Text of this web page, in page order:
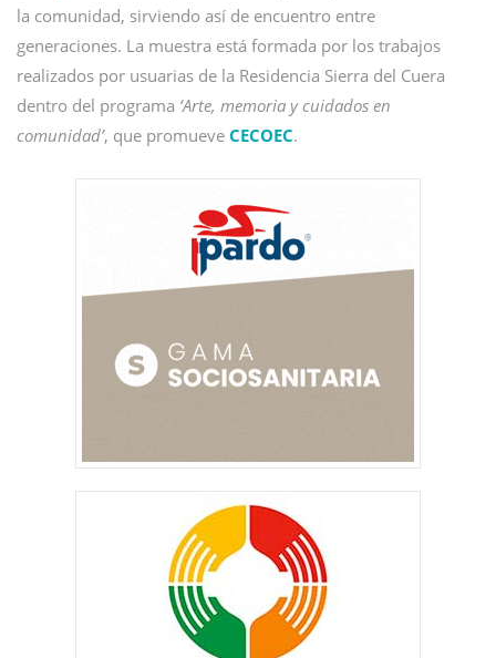
la comunidad, sirviendo así de encuentro entre
generaciones. La muestra está formada por los trabajos
realizados por usuarias de la Residencia Sierra del Cuera
dentro del programa ‘Arte, memoria y cuidados en
comunidad’, que promueve CECOEC.